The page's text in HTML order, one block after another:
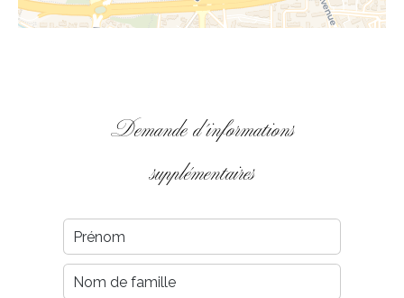
Demande d'informations
supplémentaires